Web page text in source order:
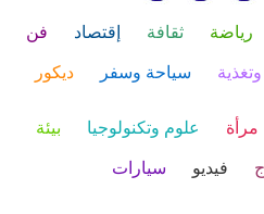
رياضة ثقافة إقتصاد فن
سياحة وسفر ديكور
مرأة علوم وتكنولوجيا بيئة
فيديو سيارات